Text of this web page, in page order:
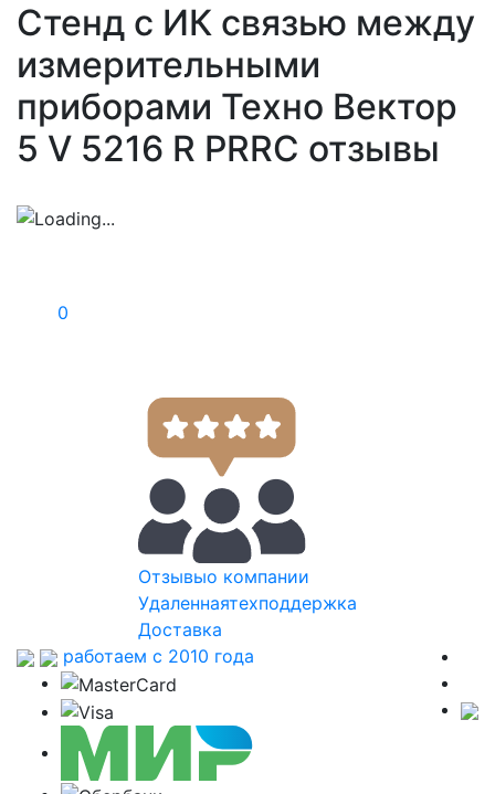
Стенд с ИК связью между
измерительными
приборами Техно Вектор
5 V 5216 R PRRC отзывы
0
Отзывыо компании
Удаленнаятехподдержка
Доставка
работаем с 2010 года